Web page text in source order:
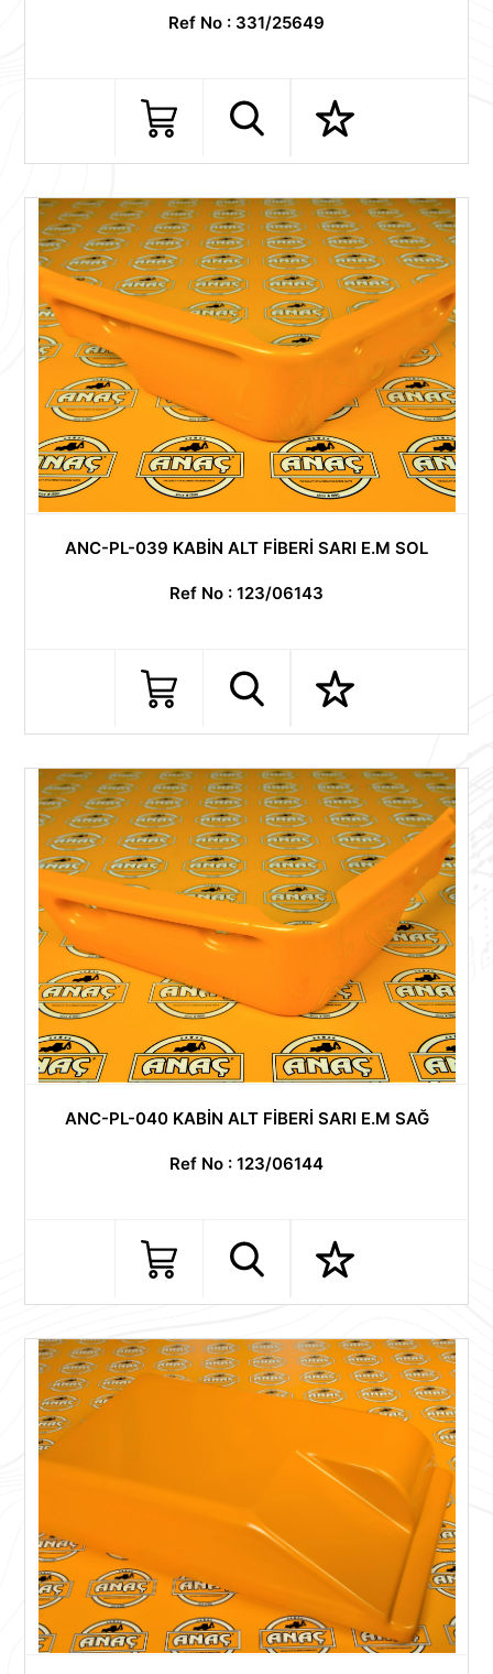
Ref No : 331/25649
ANC-PL-039 KABİN ALT FİBERİ SARI E.M SOL
Ref No : 123/06143
ANC-PL-040 KABİN ALT FİBERİ SARI E.M SAĞ
Ref No : 123/06144